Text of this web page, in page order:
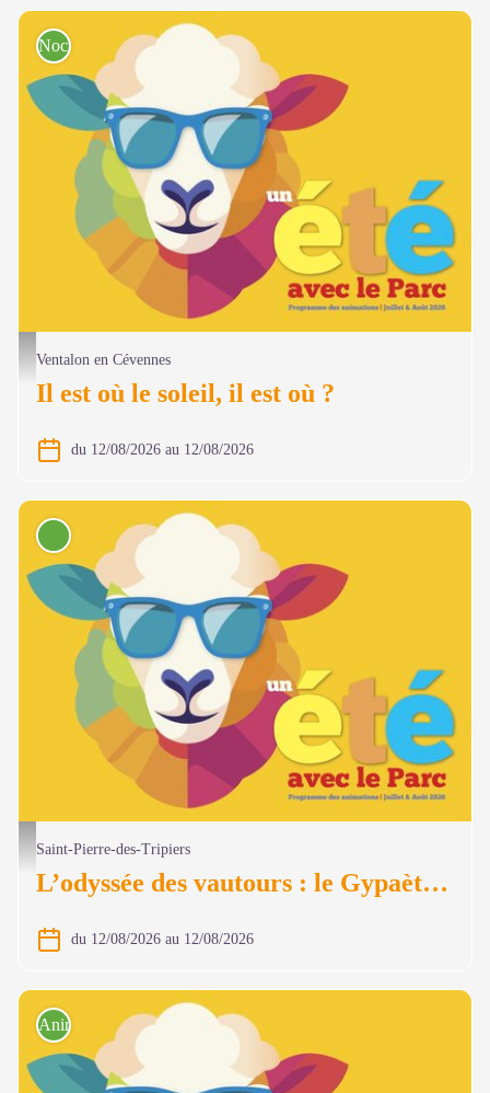
@ Olivier Prohin
Nocturnes
Ventalon en Cévennes
Il est où le soleil, il est où ?
du 12/08/2026 au 12/08/2026
@ Olivier Prohin
Conférence
Saint-Pierre-des-Tripiers
L’odyssée des vautours : le Gypaète barbu
du 12/08/2026 au 12/08/2026
Animations